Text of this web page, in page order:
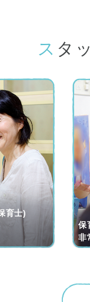
ス
育士)
保
非